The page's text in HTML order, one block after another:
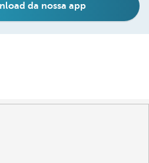
da nossa app